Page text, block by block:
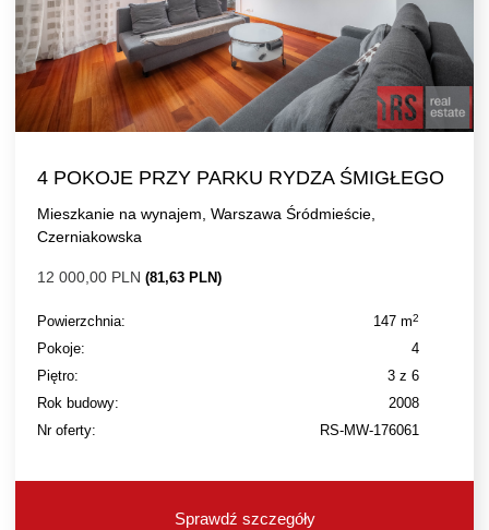
4 POKOJE PRZY PARKU RYDZA ŚMIGŁEGO
Mieszkanie na wynajem, Warszawa Śródmieście,
Czerniakowska
12 000,00 PLN (81,63 PLN)
Powierzchnia: 147 m2
Pokoje:
4
Piętro:
3 z 6
Rok budowy:
2008
Nr oferty:
RS-MW-176061
Sprawdź szczegóły